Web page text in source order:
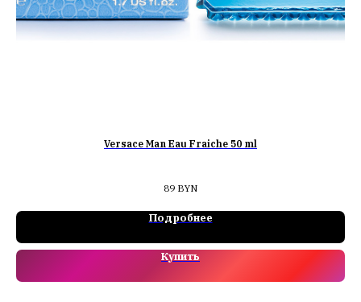
Versace Man Eau Fraiche 50 ml
89 BYN
Подробнее
Купить